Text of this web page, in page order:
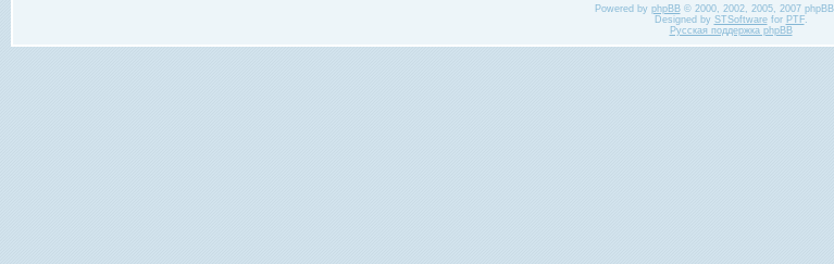
Powered by phpBB© 2000, 2002, 2005, 2007
Designed by STSoftwarefor PTF.
Русская поддержка phpBB